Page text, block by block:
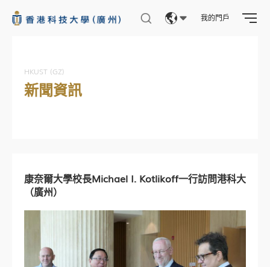
我的門戶
HKUST (GZ)
新聞資訊
康奈爾大學校長Michael I. Kotlikoff一行訪問港科大
（廣州）